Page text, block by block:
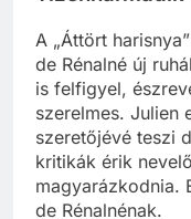
A „Áttört
de Rénalné új
is felfigyel,
szerelmes. Julien
szeretőjévé teszi
kritikák érik
magyarázkodnia.